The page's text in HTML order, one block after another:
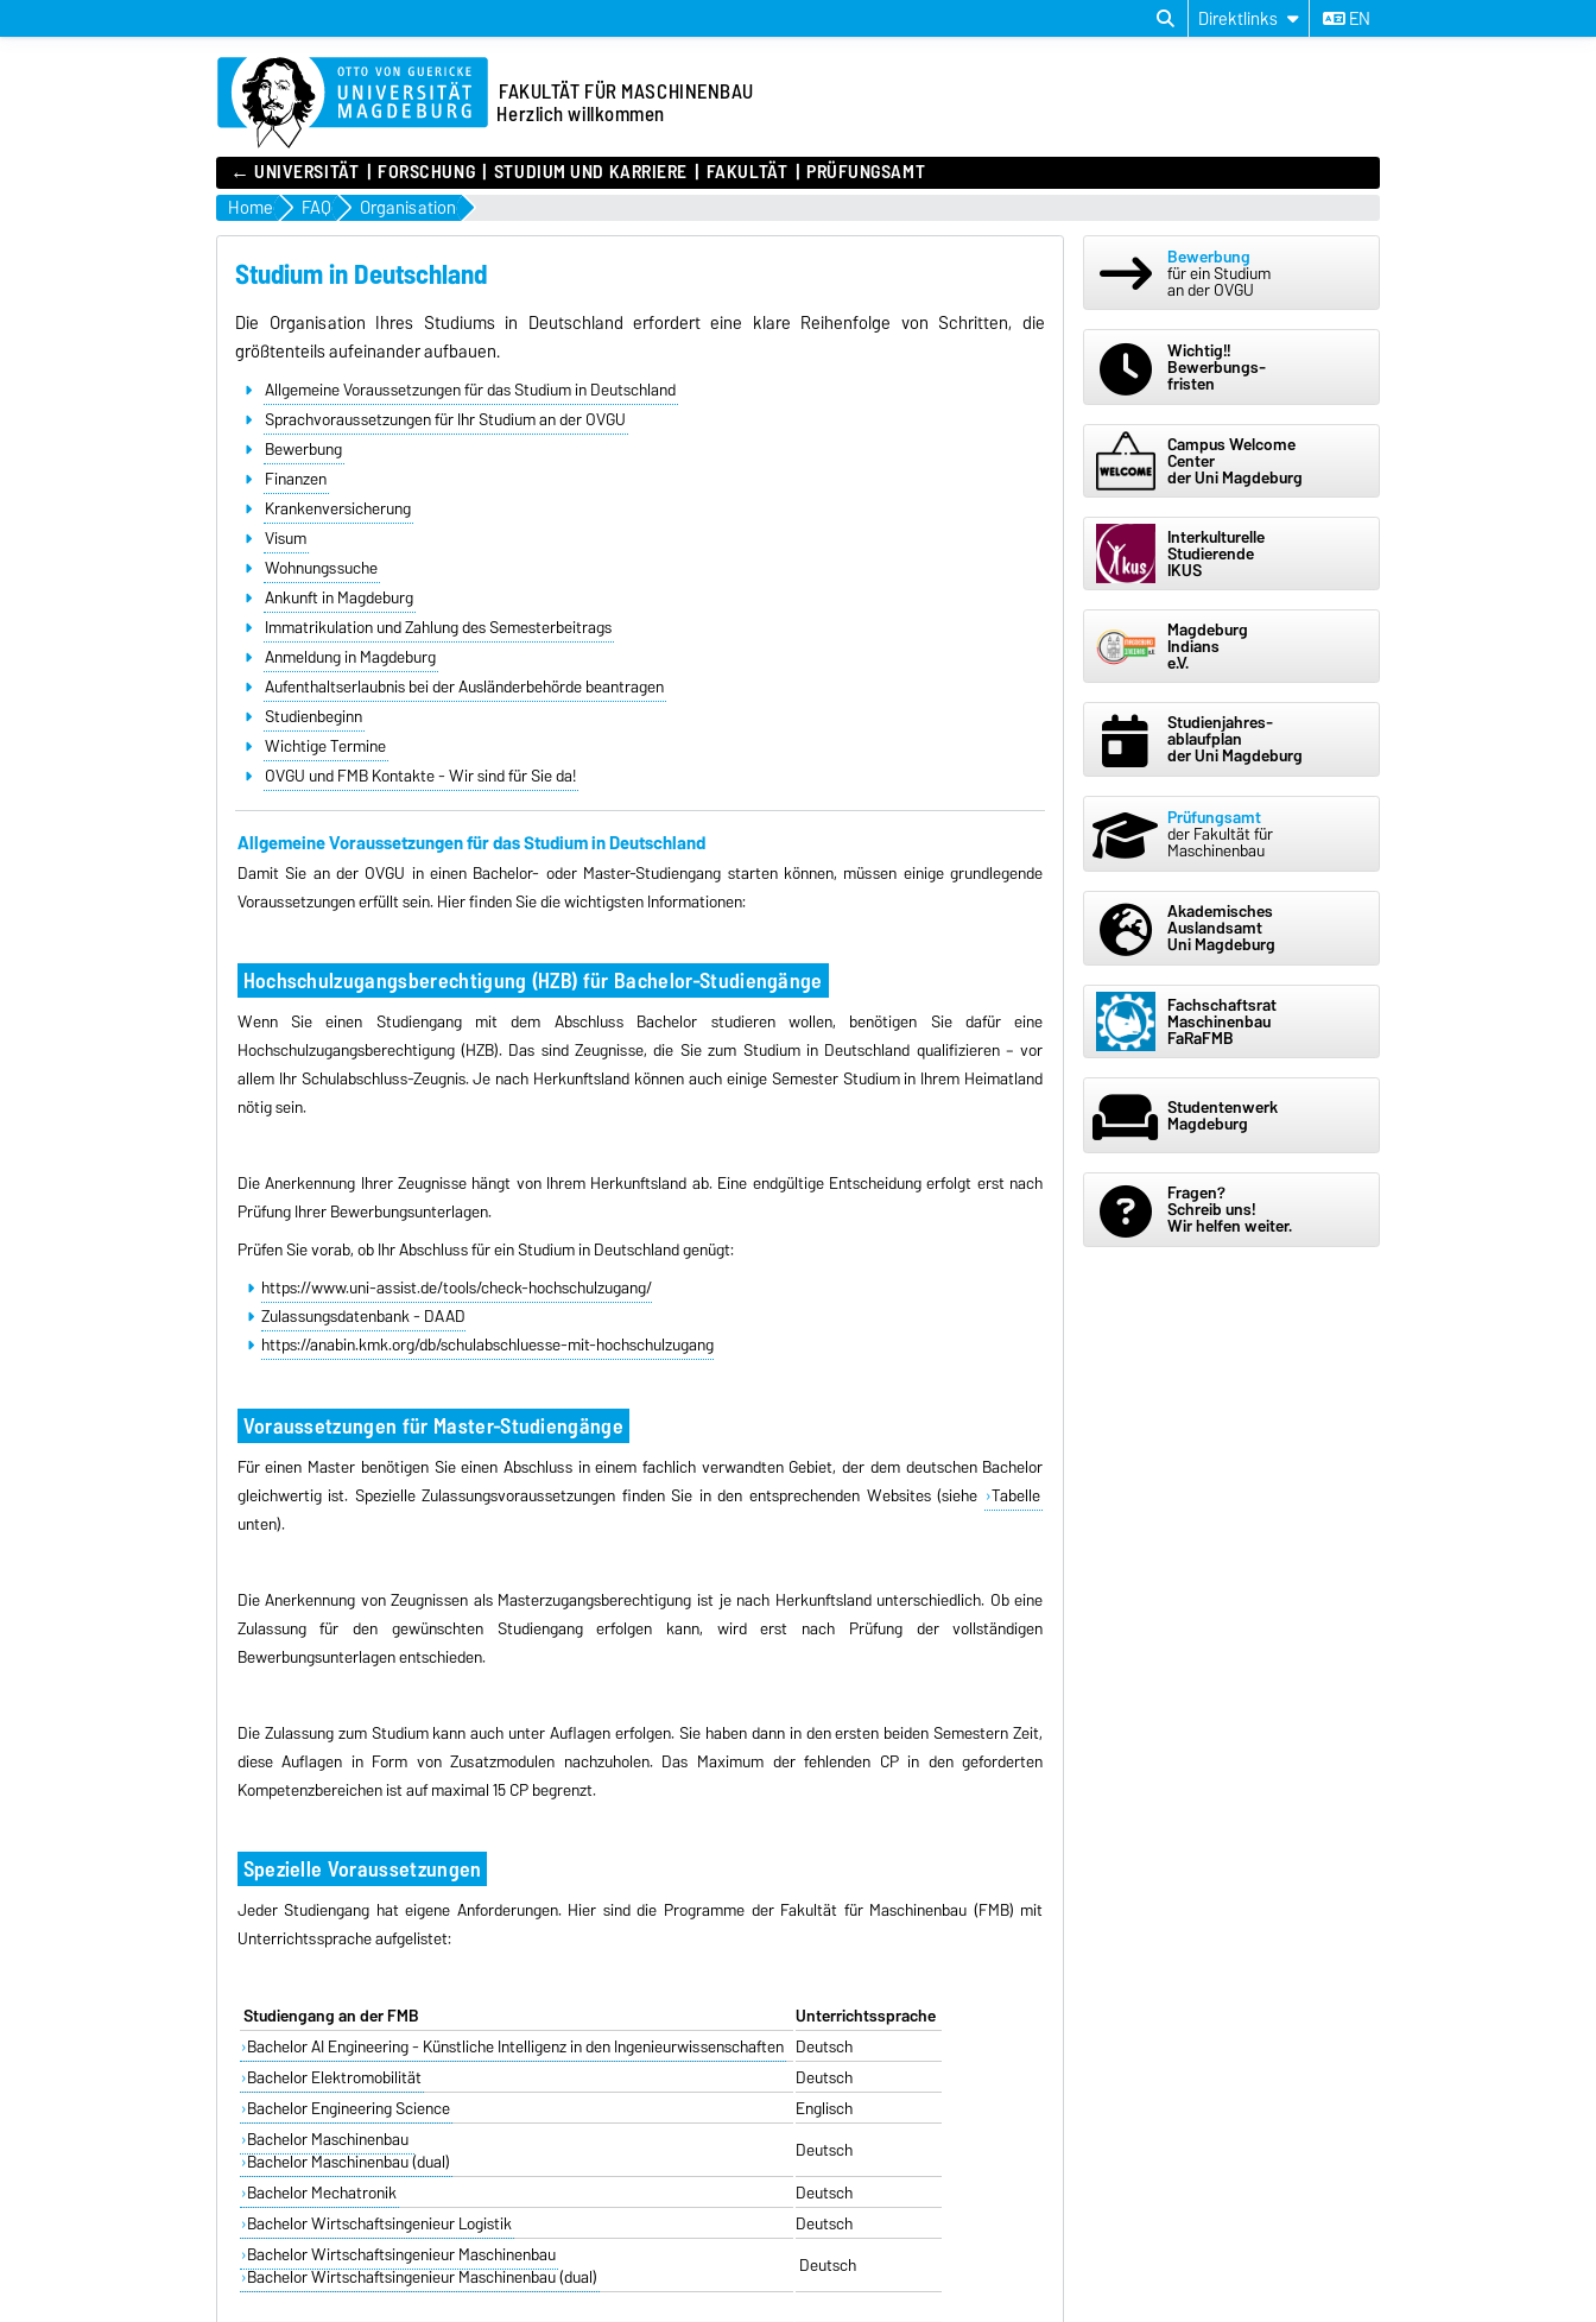
Direktlinks EN
FAKULTÄT FÜR MASCHINENBAU
Herzlich willkommen
← UNIVERSITÄT FORSCHUNG STUDIUM UND KARRIERE FAKULTÄT PRÜFUNGSAMT
Home FAQ Organisation
Studium in Deutschland
Die Organisation Ihres Studiums in Deutschland erfordert eine klare Reihenfolge von Schritten, die
größtenteils aufeinander aufbauen.
Allgemeine Voraussetzungen für das Studium in Deutschland
Sprachvoraussetzungen für Ihr Studium an der OVGU
Bewerbung
Finanzen
Krankenversicherung
Visum
Wohnungssuche
Ankunft in Magdeburg
Immatrikulation und Zahlung des Semesterbeitrags
Anmeldung in Magdeburg
Aufenthaltserlaubnis bei der Ausländerbehörde beantragen
Studienbeginn
Wichtige Termine
OVGU und FMB Kontakte - Wir sind für Sie da!
Allgemeine Voraussetzungen für das Studium in Deutschland
Damit Sie an der OVGU in einen Bachelor- oder Master-Studiengang starten können, müssen einige grundlegende
Voraussetzungen erfüllt sein. Hier finden Sie die wichtigsten Informationen:
Hochschulzugangsberechtigung (HZB) für Bachelor-Studiengänge
Wenn Sie einen Studiengang mit dem Abschluss Bachelor studieren wollen, benötigen Sie dafür eine
Hochschulzugangsberechtigung (HZB). Das sind Zeugnisse, die Sie zum Studium in Deutschland qualifizieren – vor
allem Ihr Schulabschluss-Zeugnis. Je nach Herkunftsland können auch einige Semester Studium in Ihrem Heimatland
nötig sein.
Die Anerkennung Ihrer Zeugnisse hängt von Ihrem Herkunftsland ab. Eine endgültige Entscheidung erfolgt erst nach
Prüfung Ihrer Bewerbungsunterlagen.
Prüfen Sie vorab, ob Ihr Abschluss für ein Studium in Deutschland genügt:
https://www.uni-assist.de/tools/check-hochschulzugang/
Zulassungsdatenbank - DAAD
https://anabin.kmk.org/db/schulabschluesse-mit-hochschulzugang
Voraussetzungen für Master-Studiengänge
Für einen Master benötigen Sie einen Abschluss in einem fachlich verwandten Gebiet, der dem deutschen Bachelor
gleichwertig ist. Spezielle Zulassungsvoraussetzungen finden Sie in den entsprechenden Websites (siehe Tabelle
unten).
Die Anerkennung von Zeugnissen als Masterzugangsberechtigung ist je nach Herkunftsland unterschiedlich. Ob eine
Zulassung für den gewünschten Studiengang erfolgen kann, wird erst nach Prüfung der vollständigen
Bewerbungsunterlagen entschieden.
Die Zulassung zum Studium kann auch unter Auflagen erfolgen. Sie haben dann in den ersten beiden Semestern Zeit,
diese Auflagen in Form von Zusatzmodulen nachzuholen. Das Maximum der fehlenden CP in den geforderten
Kompetenzbereichen ist auf maximal 15 CP begrenzt.
Spezielle Voraussetzungen
Jeder Studiengang hat eigene Anforderungen. Hier sind die Programme der Fakultät für Maschinenbau (FMB) mit
Unterrichtssprache aufgelistet:
Studiengang an der FMB
Unterrichtssprache
Bachelor AI Engineering - Künstliche Intelligenz in den Ingenieurwissenschaften Deutsch
Bachelor Elektromobilität
Deutsch
Bachelor Engineering Science
Englisch
Bachelor Maschinenbau
Bachelor Maschinenbau (dual)
Deutsch
Bachelor Mechatronik
Deutsch
Bachelor Wirtschaftsingenieur Logistik
Deutsch
Bachelor Wirtschaftsingenieur Maschinenbau
Bachelor Wirtschaftsingenieur Maschinenbau (dual) Deutsch
Fragen?
Schreib uns!
Wir helfen weiter.
Magdeburg
Indians
e.V.
Studentenwerk
Magdeburg
Wichtig!!
Bewerbungs-
fristen
Fachschaftsrat
Maschinenbau
FaRaFMB
Akademisches
Auslandsamt
Uni Magdeburg
Studienjahres-
ablaufplan
der Uni Magdeburg
Prüfungsamt
der Fakultät für
Maschinenbau
Bewerbung
für ein Studium
an der OVGU
Campus Welcome
Center
der Uni Magdeburg
Interkulturelle
Studierende
IKUS